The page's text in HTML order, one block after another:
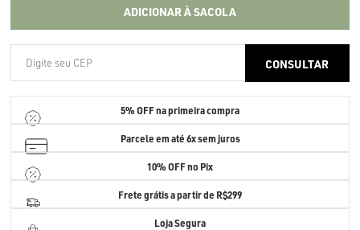
ADICIONAR À SACOLA
5% OFFna primeira compra
Parcele em até6x sem juros
10% OFF no Pix
Frete grátis a partir de R$299
Loja Segura